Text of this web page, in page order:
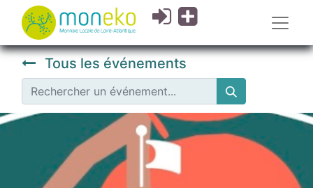
Tous les événements